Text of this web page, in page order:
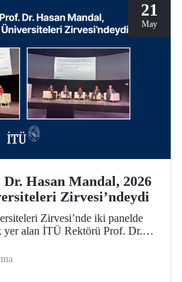
21
May
Hasan Mandal, 2026
Zirvesi’ndeydi
Zirvesi’nde iki panelde
yer alan İTÜ Rektörü Prof. Dr.
araştırma ve iş birliği